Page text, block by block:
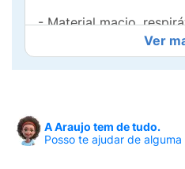
- Material macio,
- Ideal para mamães
amamentação
protetora ajuda a tornar
experiência mais
Ver
A Araujo tem de tudo.
Posso te ajudar de alguma